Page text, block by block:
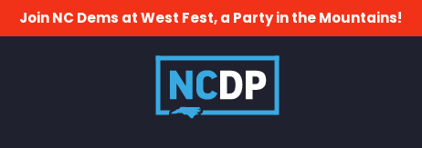
Join NC Dems at West Fest, a Party in the Mountains!